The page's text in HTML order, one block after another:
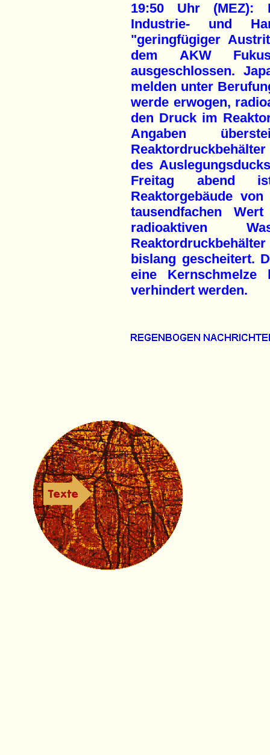
19:50 Uhr (MEZ):
Industrie- und
"geringfügiger
dem AKW
ausgeschlossen.
melden unter
werde erwogen,
den Druck im
Angaben
des
Freitag abend
Reaktorgebäude
tausendfachen
radioaktiven
bislang gescheitert.
eine
verhindert werden.